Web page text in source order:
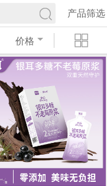
产品筛选
价格